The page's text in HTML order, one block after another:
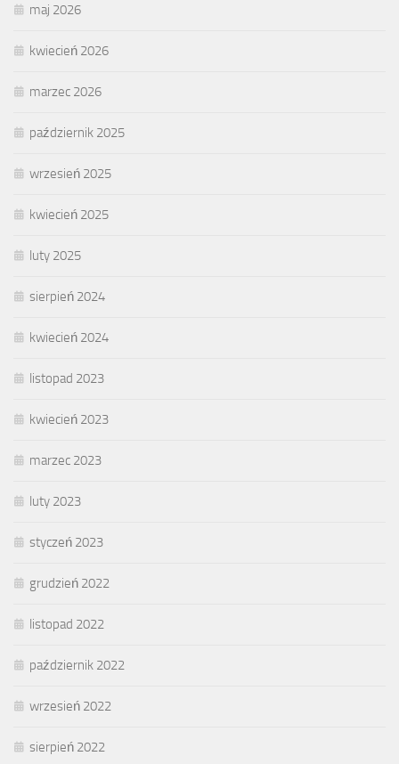
maj 2026
kwiecień 2026
marzec 2026
październik 2025
wrzesień 2025
kwiecień 2025
luty 2025
sierpień 2024
kwiecień 2024
listopad 2023
kwiecień 2023
marzec 2023
luty 2023
styczeń 2023
grudzień 2022
listopad 2022
październik 2022
wrzesień 2022
sierpień 2022